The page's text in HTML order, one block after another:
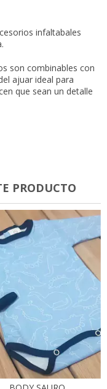
infaltabales
son combinables con
ajuar ideal para
que sean un detalle
PRODUCTO